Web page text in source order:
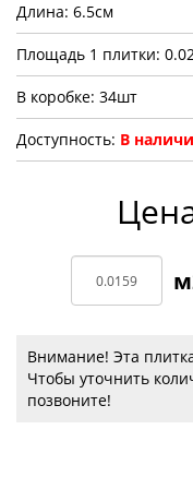
Длина: 6.5см
Площадь 1 плитки:
В коробке: 34шт
Доступность: В
Внимание! Эта
Чтобы уточнить
позвоните!